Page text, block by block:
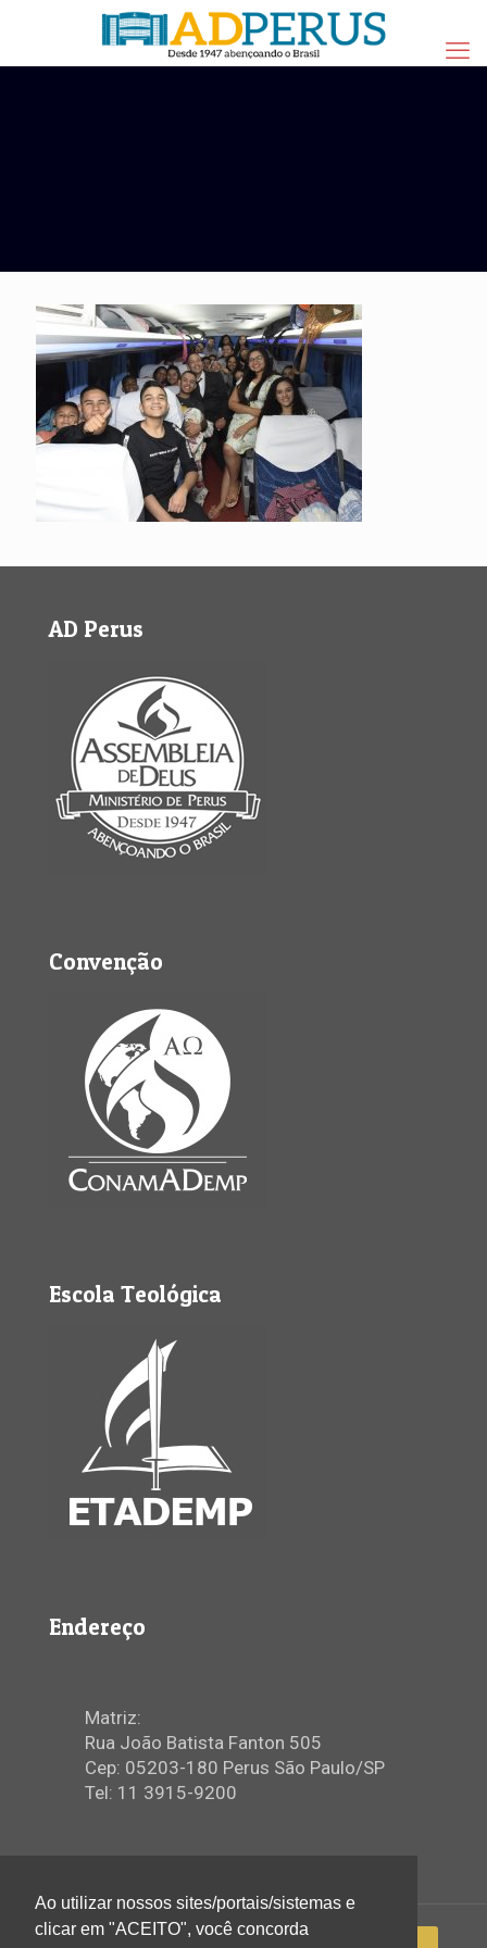
AD Perus
Convenção
Escola Teológica
Endereço
Matriz:
Rua João Batista Fanton 505
Cep: 05203-180 Perus São Paulo/SP
Tel: 11 3915-9200
Ao utilizar nossos sites/portais/sistemas e
clicar em "ACEITO", você concorda